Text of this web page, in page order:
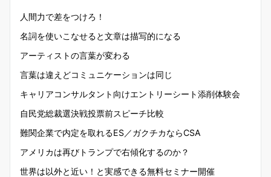
人間力で差をつけろ！
名詞を使いこなせると文章は描写的になる
アーティストの言葉が変わる
言葉は違えどコミュニケーションは同じ
キャリアコンサルタント向けエントリーシート添削体験会
自民党総裁選決戦投票前スピーチ比較
難関企業で内定を取れるES／ガクチカならCSA
アメリカは再びトランプで右傾化するのか？
世界は以外と近い！と実感できる無料セミナー開催